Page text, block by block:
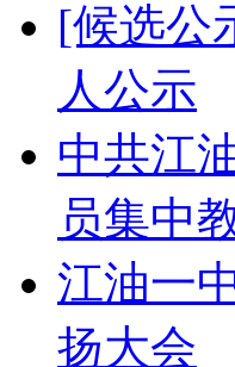
[候选公
人公示
中共江
员集中
江油一
扬大会